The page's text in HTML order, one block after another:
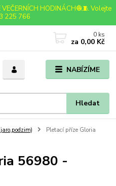
HODINÁCH🧶🧵 Volejte
225 766
NABÍZÍME
Hledat
0 ks
za 0,00 Kč
Pletací příze Gloria
56980 -